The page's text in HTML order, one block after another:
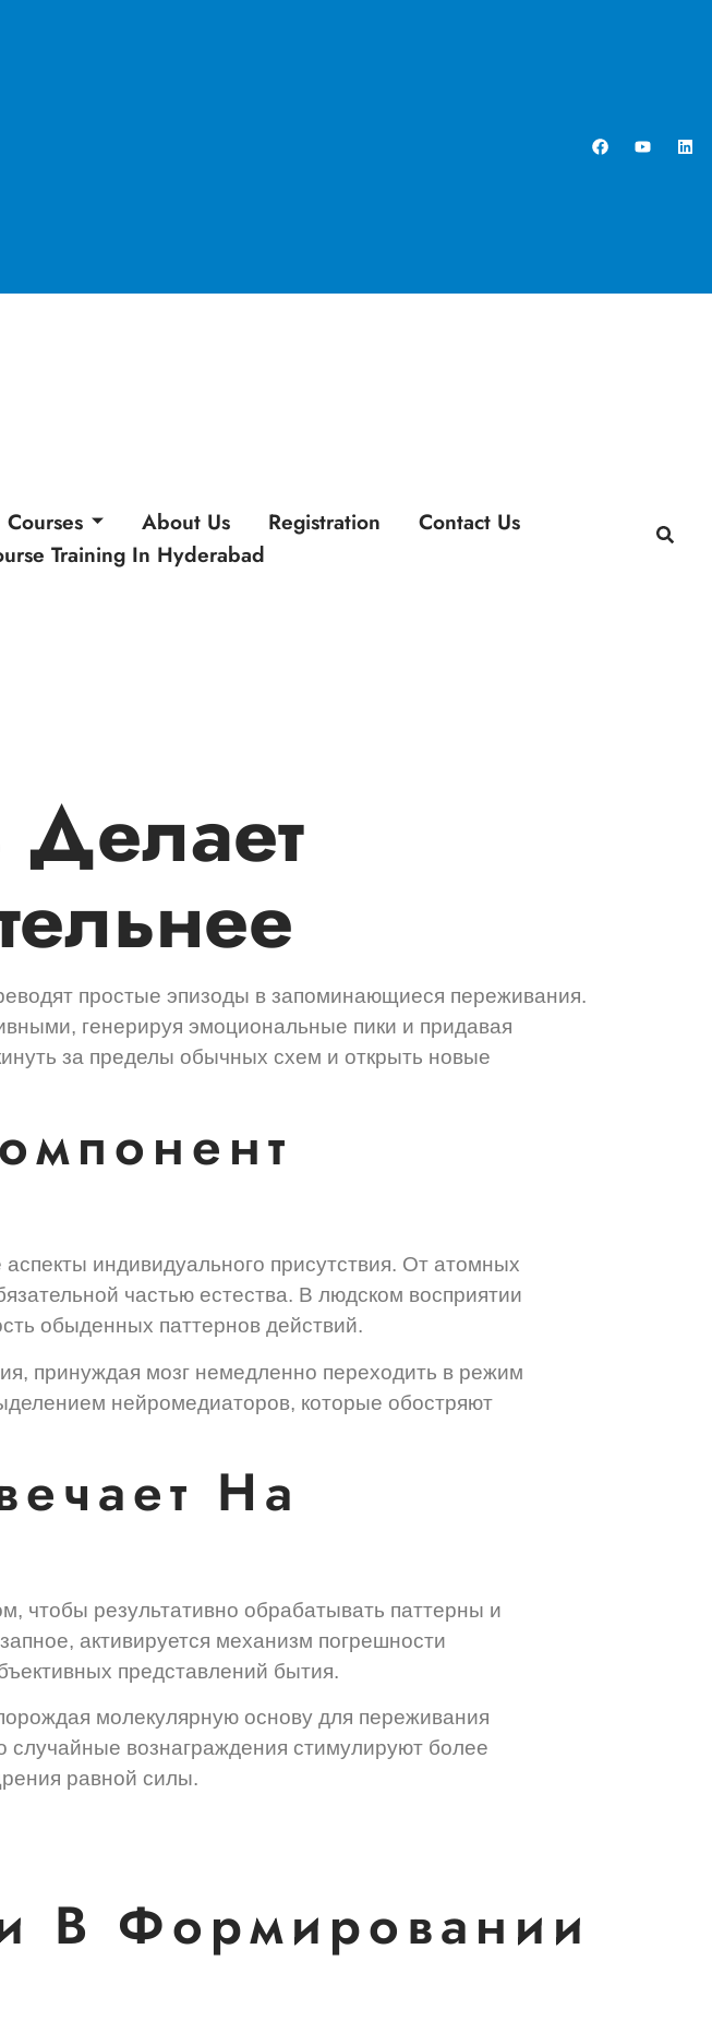
Courses About Us Registration
Contact Us
Training In Hyderabad
Делает
простые эпизоды в запоминающиеся переживания.
генерируя эмоциональные пики и придавая
за пределы обычных схем и открыть новые
индивидуального присутствия. От атомных
частью естества. В людском восприятии
обыденных паттернов действий.
принуждая мозг немедленно переходить в режим
нейромедиаторов, которые обостряют
На
чтобы результативно обрабатывать паттерны и
активируется механизм погрешности
представлений бытия.
молекулярную основу для переживания
вознаграждения стимулируют более
равной силы.
В Формировании